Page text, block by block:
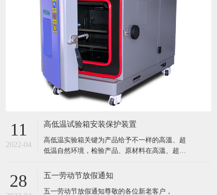
11
2022-04
高低温试验箱安装保护装置
​高低温实验箱关键为产品给予不一样的高溫、超
低温自然环境，检验产品、原材料在高溫、超低
所具有的缺点,保证产品质量。高低温实验箱主要
产品、道路运输、电力能源原材料、航天航空、
28 五一劳动节放假通知
五一劳动节放假通知​​尊敬的各位新老客户，